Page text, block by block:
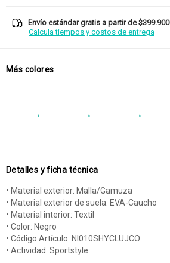
Envío estándar gratis a partir de $399.900
Calcula tiempos y costos de entrega
Más colores
Detalles y ficha técnica
• Material exterior: Malla/Gamuza
• Material exterior de suela: EVA-Caucho
• Material interior: Textil
• Color: Negro
• Código Artículo: NI010SHYCLUJCO
• Actividad: Sportstyle